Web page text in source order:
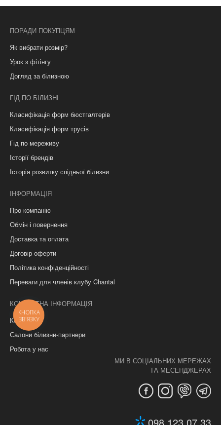
ПОРАДИ ПОКУПЦЯМ
Як вибрати розмір?
Урок з фітінгу
Догляд за білизною
ГІД ПО БІЛИЗНІ
Класифікація форм бюстгалтерів
Класифікація форм трусів
Гід по мереживу
Історії брендів
Історія розвитку спідньої білизни
ІНФОРМАЦІЯ
Про компанію
Обмін і повернення
Доставка та оплата
Договір оферти
Політика конфіденційності
Переваги для членів клубу Chantal
КОНТАКТНА ІНФОРМАЦІЯ
Контакти
Салони білизни-партнери
Робота у нас
МИ В СОЦІАЛЬНИХ МЕРЕЖАХ
ТА МЕСЕНДЖЕРАХ
КНОПКА
ЗВ'ЯЗКУ